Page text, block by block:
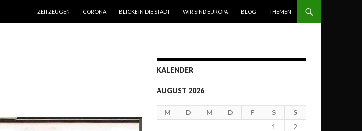
ZEITZEUGEN
CORONA BLICKE IN DIE STADT WIR SIND EUROPA BLOG THEMEN
KALENDER
AUGUST 2026
M D M D F S
S
1
2